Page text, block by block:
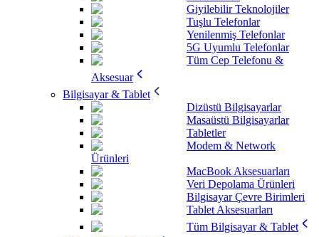
Giyilebilir Teknolojiler
Tuşlu Telefonlar
Yenilenmiş Telefonlar
5G Uyumlu Telefonlar
Tüm Cep Telefonu &
Aksesuar
Bilgisayar & Tablet
Dizüstü Bilgisayarlar
Masaüstü Bilgisayarlar
Tabletler
Modem & Network
Ürünleri
MacBook Aksesuarları
Veri Depolama Ürünleri
Bilgisayar Çevre Birimleri
Tablet Aksesuarları
Tüm Bilgisayar & Tablet